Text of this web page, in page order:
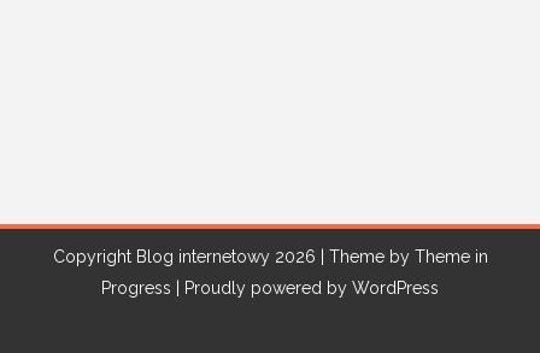
Copyright Blog internetowy 2026 | Theme by Theme in
Progress
Proudly powered by WordPress